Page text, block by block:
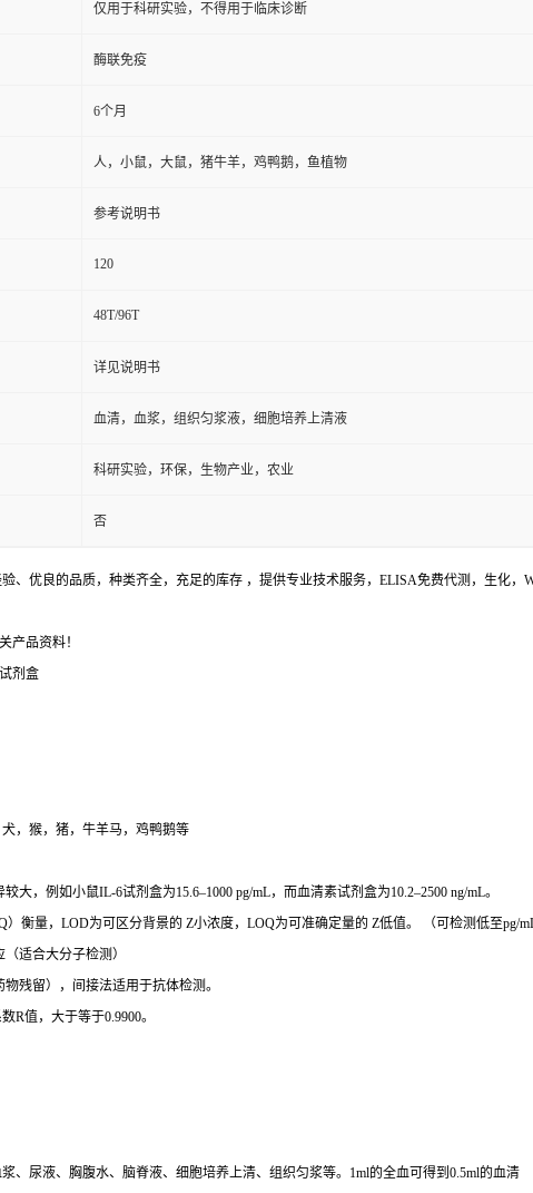
仅用于科研实验，不得用于临床诊断
酶联免疫
6个月
人，小鼠，大鼠，猪牛羊，鸡鸭鹅，鱼植物
参考说明书
120
48T/96T
详见说明书
血清，血浆，组织匀浆液，细胞培养上清液
科研实验，环保，生物产业，农业
否
、优良的品质，种类齐全，充足的库存 ，提供专业技术服务，ELISA免费代测，生化
产品资料！
剂盒
，猴，猪，牛羊马，鸡鸭鹅等
大，例如小鼠IL-6试剂盒为15.6–1000 pg/mL，而血清素试剂盒为10.2–2500 ng/mL。
衡量，LOD为可区分背景的 Z小浓度，LOQ为可准确定量的 Z低值。 （可检测低至pg/
适合大分子检测）
残留），间接法适用于抗体检测。
R值，大于等于0.9900。
、尿液、胸腹水、脑脊液、细胞培养上清、组织匀浆等。1ml的全血可得到0.5ml的血清